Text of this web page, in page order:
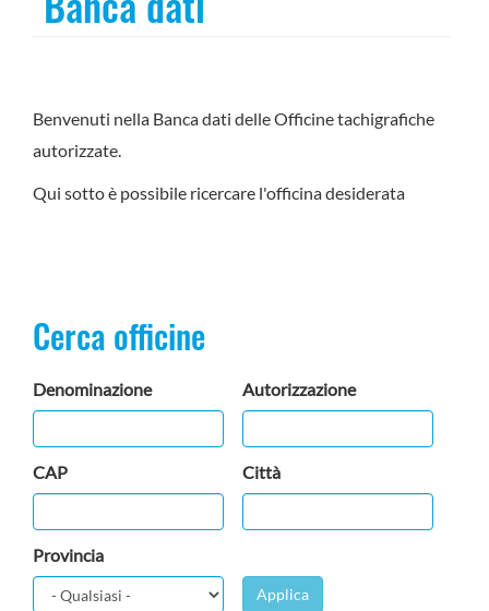
Benvenuti nella Banca dati delle Officine tachigrafiche
autorizzate.
Qui sotto è possibile ricercare l'officina desiderata
Cerca officine
Denominazione Autorizzazione
CAP Città
Provincia
Applica